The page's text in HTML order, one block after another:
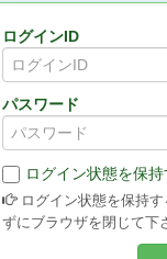
ログインID
パスワード
ログイン状態を保
ログイン状態を保持す
ずにブラウザを閉じて下